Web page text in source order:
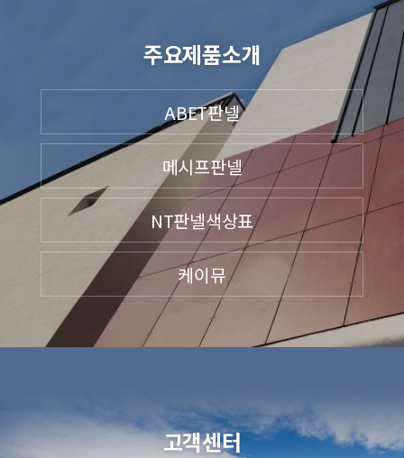
주요제품소개
ABET판넬
메시프판넬
NT판넬색상표
케이뮤
고객센터